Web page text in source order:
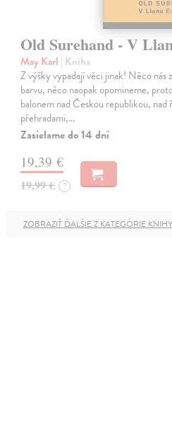
Old Surehand - V
May Karl | Kniha
Z výšky vypadají věci jinak! Něco nás
barvu, něco naopak opomineme,
balonem nad Českou republikou,
přehradami,…
Zasielame do 14 dní
19,39 €
19,99 € ?
ZOBRAZIŤ ĎALŠIE Z KATEGÓRIE